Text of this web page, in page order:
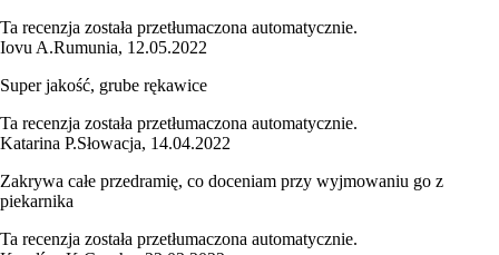
Ta recenzja została przetłumaczona automatycznie.
Iovu A.Rumunia, 12.05.2022
Super jakość, grube rękawice
Ta recenzja została przetłumaczona automatycznie.
Katarina P.Słowacja, 14.04.2022
Zakrywa całe przedramię, co doceniam przy wyjmowaniu go z
piekarnika
Ta recenzja została przetłumaczona automatycznie.